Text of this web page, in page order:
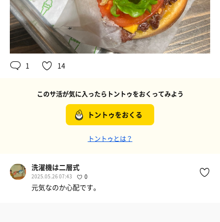
1 14
このサ活が気に入ったらトントゥをおくってみよう
トントゥをおくる
トントゥとは？
洗濯機は二層式
2025.05.26 07:43 0
元気なのか心配です。